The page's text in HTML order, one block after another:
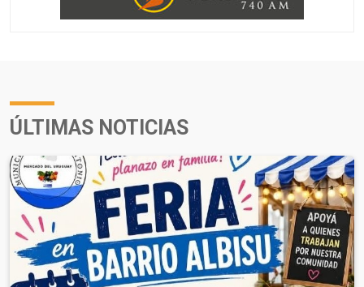
ÚLTIMAS NOTICIAS